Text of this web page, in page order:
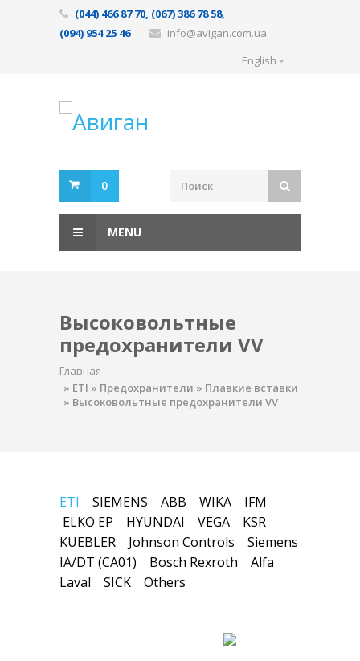
(044) 466 87 70, (067) 386 78 58,
(094) 954 25 46
info@avigan.com.ua
English
0
MENU
Высоковольтные
предохранители VV
Главная
» ETI » Предохранители » Плавкие вставки
» Высоковольтные предохранители VV
ETI SIEMENS ABB WIKA
IFM
ELKO EP
HYUNDAI VEGA
KSR
KUEBLER
Johnson Controls
Siemens
IA/DT (CA01)
Bosch Rexroth
Alfa
Laval
SICK Others